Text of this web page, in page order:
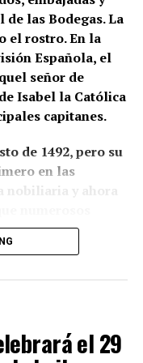
de 12,02 euros
ofertas actuales
entre 12,31 y
de la finca y del
1.900 y 2.337
aproximarse a
semanales. Las
más.
de las Bodegas. La
el rostro. En la
Española, el
señor de
Isabel la Católica
capitanes.
de 1492, pero su
en las
nobiliaria y ahora
su pasado. Como
de muerto,
el 29